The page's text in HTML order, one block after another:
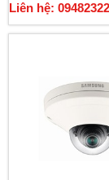
Liên hệ: